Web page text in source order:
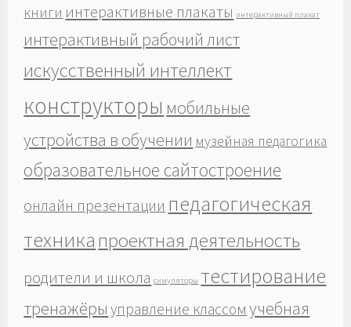
книги интерактивные плакаты интерактивный плакат
интерактивный рабочий лист
искусственный интеллект
конструкторы мобильные
устройства в обучении музейная педагогика
образовательное сайтостроение
онлайн презентации педагогическая
техника проектная деятельность
родители и школа симуляторы тестирование
тренажёры управление классом учебная